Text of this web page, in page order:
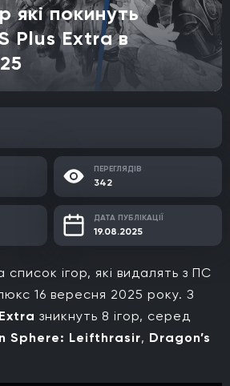
які покинуть
Plus Extra в
ПЕРЕГЛЯДІВ
342
ДАТА ПУБЛІКАЦІЇ
19.08.2025
список ігор, які видалять з ПС
16 вересня 2025 року. З
зникнуть 8 ігор, серед
Sphere: Leifthrasir, Dragon’s